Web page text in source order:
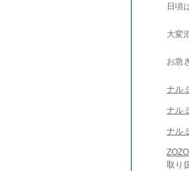
日頃
大変
お急
ナル
ナル
ナル
取り